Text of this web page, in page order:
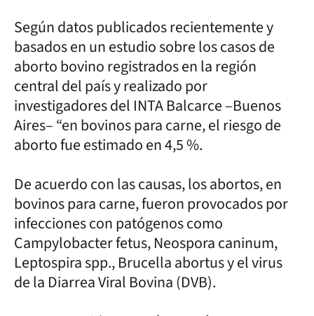
Según datos publicados recientemente y
basados en un estudio sobre los casos de
aborto bovino registrados en la región
central del país y realizado por
investigadores del INTA Balcarce –Buenos
Aires– “en bovinos para carne, el riesgo de
aborto fue estimado en 4,5 %.
De acuerdo con las causas, los abortos, en
bovinos para carne, fueron provocados por
infecciones con patógenos como
Campylobacter fetus, Neospora caninum,
Leptospira spp., Brucella abortus y el virus
de la Diarrea Viral Bovina (DVB).